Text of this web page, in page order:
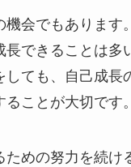
機会でもあります
長できることは多
しても、自己成長
ことが大切です。
ための努力を続け